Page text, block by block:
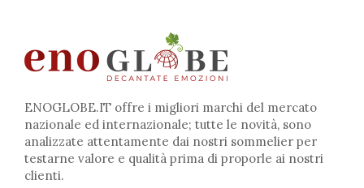
ENOGLOBE.IT offre i migliori marchi del mercato
nazionale ed internazionale; tutte le novità, sono
analizzate attentamente dai nostri sommelier per
testarne valore e qualità prima di proporle ai nostri
clienti.